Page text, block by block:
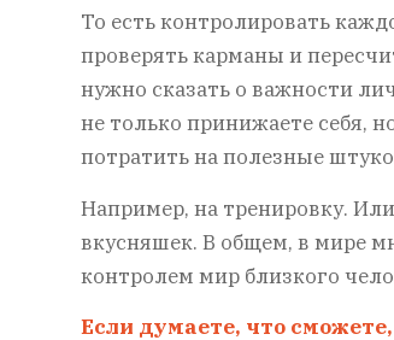
То есть контролировать
проверять карманы и
нужно сказать о важности
не только принижаете себя,
потратить на полезные
Например, на тренировку.
вкусняшек. В общем, в мире
контролем мир близкого
Если думаете, что